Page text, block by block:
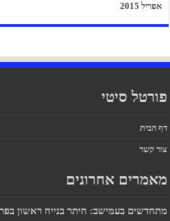
אפריל 2015
פורטל סיטי
דף הבית
צור קשר
מאמרים אחרונים
מתחדשים בעמישב: היתר בנייה ראשון